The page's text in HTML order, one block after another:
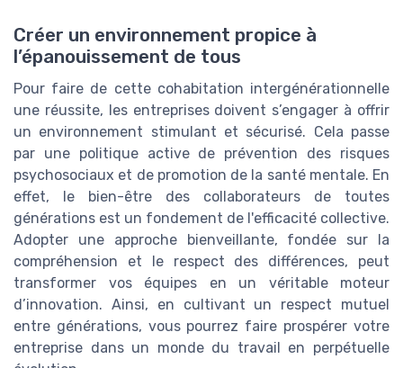
Créer un environnement propice à
l’épanouissement de tous
Pour faire de cette cohabitation intergénérationnelle
une réussite, les entreprises doivent s’engager à offrir
un environnement stimulant et sécurisé. Cela passe
par une politique active de prévention des risques
psychosociaux et de promotion de la santé mentale. En
effet, le bien-être des collaborateurs de toutes
générations est un fondement de l'efficacité collective.
Adopter une approche bienveillante, fondée sur la
compréhension et le respect des différences, peut
transformer vos équipes en un véritable moteur
d’innovation. Ainsi, en cultivant un respect mutuel
entre générations, vous pourrez faire prospérer votre
entreprise dans un monde du travail en perpétuelle